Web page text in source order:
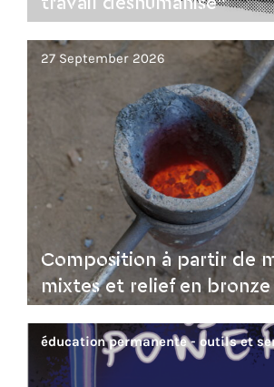
27 September 2026
Composition à partir de
mixtes et relief en bronze
éducation permanente - outils et